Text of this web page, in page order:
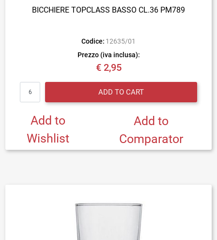
BICCHIERE TOPCLASS BASSO CL.36 PM789
Codice: 12635/01
Prezzo (iva inclusa):
€ 2,95
ADD TO CART
Add to
Wishlist
Add to
Comparator